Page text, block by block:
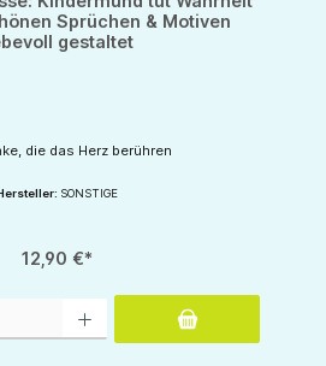
Sprüchen & Motiven
gestaltet
die das Herz berühren
SONSTIGE
12,90 €*